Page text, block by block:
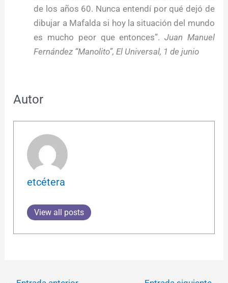
de los años 60. Nunca entendí por qué dejó de
dibujar a Mafalda si hoy la situación del mundo
es mucho peor que entonces”.Juan Manuel
Fernández “Manolito”, El Universal, 1 de junio
Autor
etcétera
View all posts